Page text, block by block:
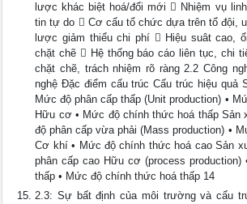
lược khác biệt hoá/đổi mới  Nhiệm vụ
tin tự do  Cơ cấu tổ chức dựa trên tổ đội,
lược giảm thiểu chi phí  Hiệu suât cao,
chặt chẽ  Hệ thống báo cáo liên tục, chi
chặt chẽ, trách nhiệm rõ ràng 2.2 Công
nghệ Đặc điểm cấu trúc Cấu trúc hiệu quả
Mức độ phân cấp thấp (Unit production) •
Hữu cơ • Mức độ chính thức hoá thấp Sản
độ phân cấp vừa phải (Mass production) •
Cơ khí • Mức độ chính thức hoá cao Sản
phân cấp cao Hữu cơ (process production)
thấp • Mức độ chính thức hoá thấp 14
2.3: Sự bất định của môi trường và cấu